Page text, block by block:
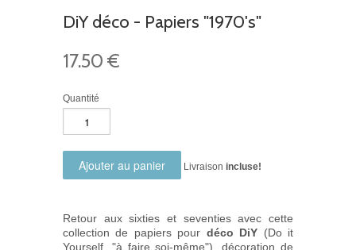
DiY déco - Papiers "1970's"
17.50 €
Quantité
Livraison incluse!
Retour aux sixties et seventies avec cette
collection de papiers pour déco DiY (Do it
Yourself, "à faire soi-même"), décoration de